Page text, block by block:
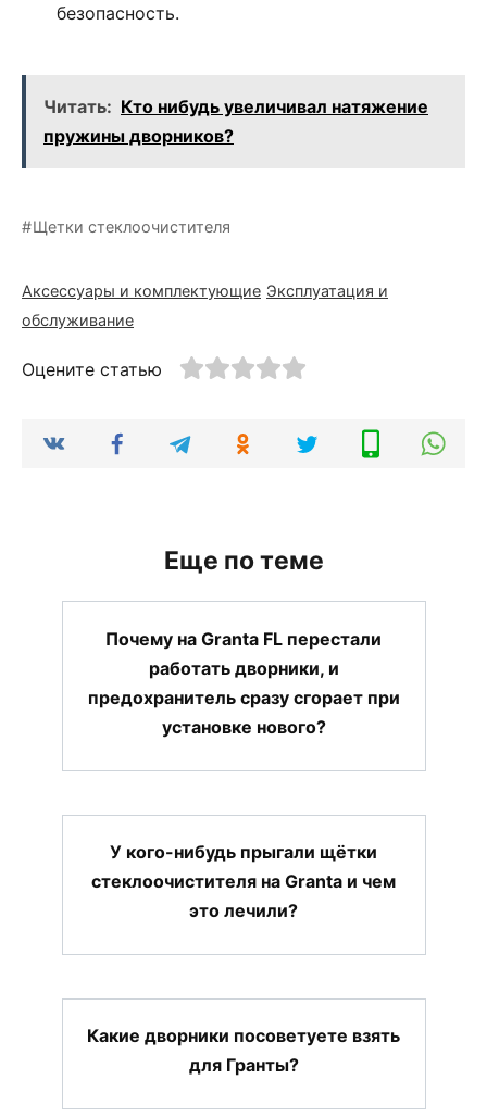
безопасность.
Читать: Кто нибудь увеличивал натяжение
пружины дворников?
Щетки стеклоочистителя
Аксессуары и комплектующие Эксплуатация и
обслуживание
Оцените статью
Еще по теме
Почему на Granta FL перестали
работать дворники, и
предохранитель сразу сгорает при
установке нового?
У кого-нибудь прыгали щётки
стеклоочистителя на Granta и чем
это лечили?
Какие дворники посоветуете взять
для Гранты?